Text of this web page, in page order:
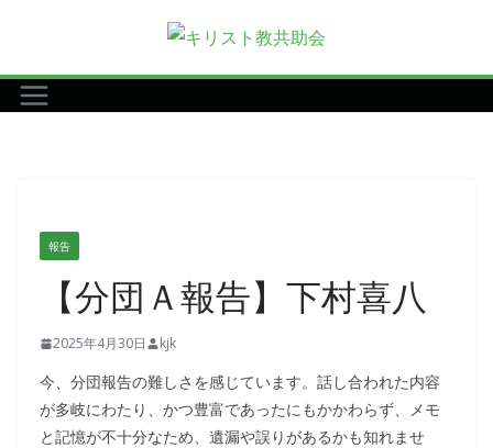
テ
ン
報告
【分団Ａ報告】下村喜八
2025年4月30日 kjk
今、分団報告の難しさを感じています。話し合われた内容
が多岐にわたり、かつ豊富であったにもかかわらず、メモ
と記憶が不十分なため、遺漏や誤りがあるかも知れませ